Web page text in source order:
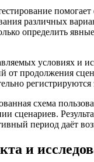
различных
определить
условиях и
продолжения
схема
сценариев.
период даёт
и